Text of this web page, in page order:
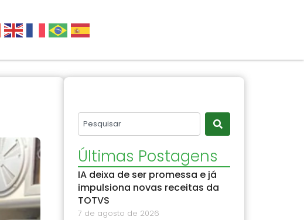
Últimas Postagens
IA deixa de ser promessa e já
impulsiona novas receitas da
TOTVS
7 de agosto de 2026